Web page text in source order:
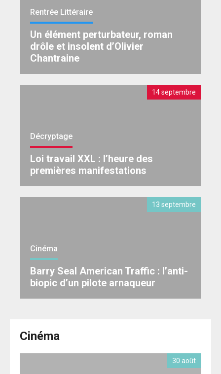
Rentrée Littéraire
Un élément perturbateur, roman
drôle et insolent d’Olivier
Chantraine
14 septembre
Décryptage
Loi travail XXL : l’heure des
premières manifestations
13 septembre
Cinéma
Barry Seal American Traffic : l’anti-
biopic d’un pilote arnaqueur
Cinéma
30 août